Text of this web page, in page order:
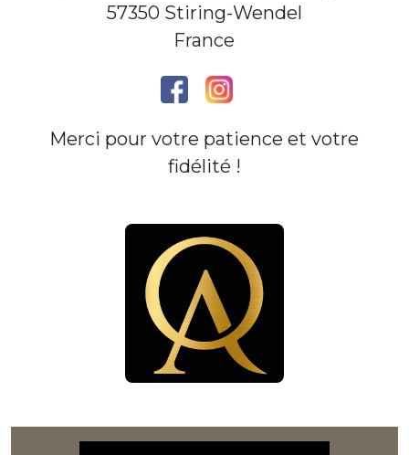
57350 Stiring-Wendel
France
Merci pour votre patience et votre
fidélité !